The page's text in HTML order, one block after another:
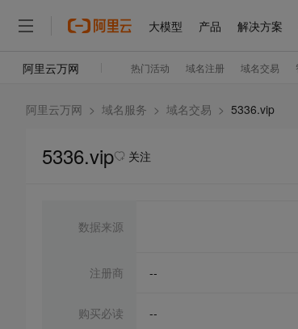
阿里云万网 > 域名服务 > 域名交易 > 5336.vip
5336.vip 关注
数据来源
注册商 --
购买必读 --